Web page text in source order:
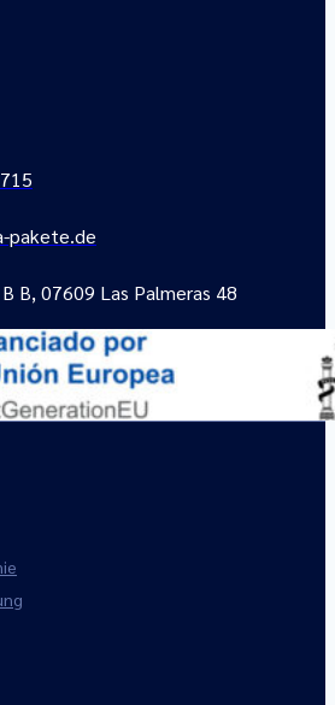
pakete.de
B, 07609 Las Palmeras 48